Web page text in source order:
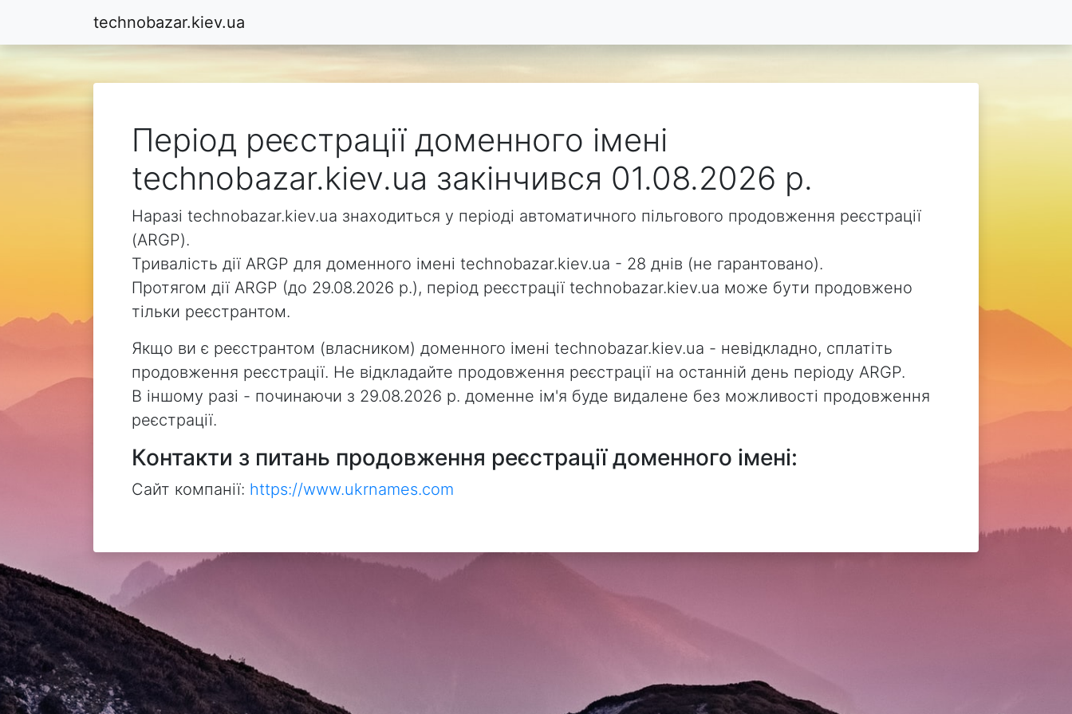
technobazar.kiev.ua
Період реєстрації доменного імені
technobazar.kiev.ua закінчився 01.08.2026 р.
Наразі technobazar.kiev.ua знаходиться у періоді автоматичного пільгового продовження реєстрації
(ARGP).
Тривалість дії ARGP для доменного імені technobazar.kiev.ua - 28 днів (не гарантовано).
Протягом дії ARGP (до 29.08.2026 р.), період реєстрації technobazar.kiev.ua може бути продовжено
тільки реєстрантом.
Якщо ви є реєстрантом (власником) доменного імені technobazar.kiev.ua - невідкладно, сплатіть
продовження реєстрації. Не відкладайте продовження реєстрації на останній день періоду ARGP.
В іншому разі - починаючи з 29.08.2026 р. доменне ім'я буде видалене без можливості продовження
реєстрації.
Контакти з питань продовження реєстрації доменного імені:
Сайт компанії: https://www.ukrnames.com